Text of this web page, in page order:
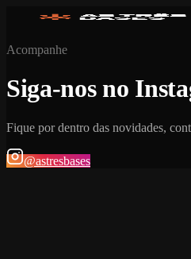
Acompanhe
Siga-nos no
Fique por dentro das novidades,
@astresbases